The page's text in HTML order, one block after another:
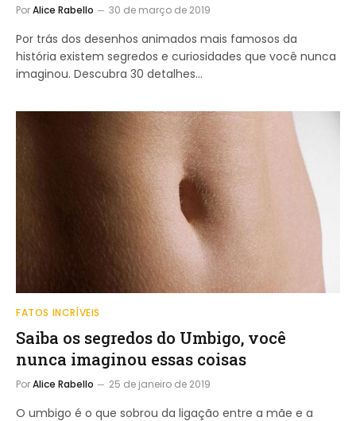
PorAlice Rabello 30 de março de 2019
Por trás dos desenhos animados mais famosos da
história existem segredos e curiosidades que você nunca
imaginou. Descubra 30 detalhes…
FATOS INCRÍVEIS
Saiba os segredos do Umbigo, você
nunca imaginou essas coisas
PorAlice Rabello 25 de janeiro de 2019
O umbigo é o que sobrou da ligação entre a mãe e a